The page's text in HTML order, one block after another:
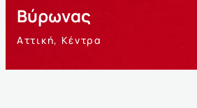
Βύρωνας
Αττική, Κέντρα